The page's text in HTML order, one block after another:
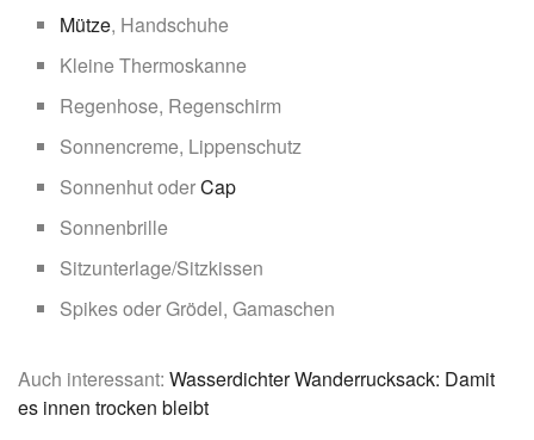
Mütze, Handschuhe
Kleine Thermoskanne
Regenhose, Regenschirm
Sonnencreme, Lippenschutz
Sonnenhut oderCap
Sonnenbrille
Sitzunterlage/Sitzkissen
Spikes oder Grödel, Gamaschen
Auch interessant: Wasserdichter Wanderrucksack: Damit
es innen trocken bleibt